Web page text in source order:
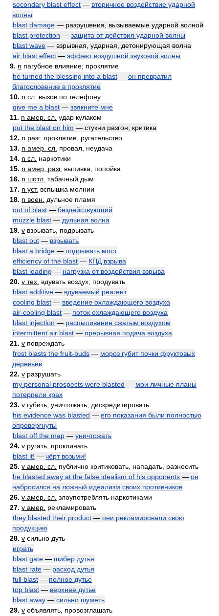
secondary blast effect — вторичное воздействие ударной
волны
blast damage — разрушения, вызываемые ударной волной
blast protection — защита от действия ударной волны
blast wave — взрывная, ударная, детонирующая волна
air blast effect — эффект воздушной звуковой волны
9. n пагубное влияние; проклятие
he turned the blessing into a blast — он превратил
благословение в проклятие
10. n сл. вызов по телефону
give me a blast — звякните мне
11. n амер. сл. удар кулаком
put the blast on him — стукни разгон, критика
12. n разг. проклятие, ругательство
13. n амер. сл. провал, неудача
14. n сл. наркотики
15. n амер. разг. выпивка, попойка
16. n шотл. табачный дым
17. n уст. вспышка молнии
18. n воен.
дульное пламя
out of blast — бездействующий
muzzle blast — дульная волна
19. v взрывать, подрывать
blast out — взрывать
blast a bridge — подрывать мост
efficiency of the blast — КПД взрыва
blast loading — нагрузка от воздействия взрыва
20. v тех. вдувать воздух; продувать
blast additive — вдуваемый реагент
cooling blast — введение охлаждающего воздуха
air-cooling blast — поток охлаждающего воздуха
blast injection — распыливание сжатым воздухом
intermittent air blast — прерывная подача воздуха
21. v повреждать
frost blasts the fruit-buds — мороз губит почки фруктовых
деревьев
22. v разрушать
my personal prospects were blasted — мои личные планы
потерпели крах
23. v губить, уничтожать; дискредитировать
his evidence was blasted — его показания были полностью
опровергнуты
blast off the map — уничтожать
24. v ругать, проклинать
blast it! — чёрт возьми!
25. v амер. сл. публично критиковать, нападать, разносить
he blasted away at the false idealism of his opponents — он
набросился на ложный идеализм своих противников
26. v амер. сл. злоупотреблять наркотиками
27. v амер. рекламировать
they blasted their product — они рекламировали свою
продукцию
28. v сильно дуть
играть
blast gate — шибер дутья
blast rate — расход дутья
full blast — полное дутье
top blast — верхнее дутье
blast away — сильно шуметь
29. v объявлять, провозглашать